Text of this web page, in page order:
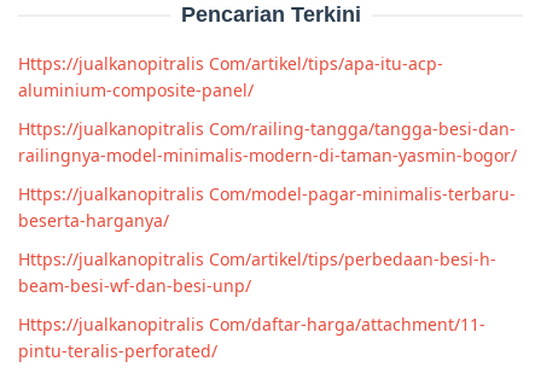
Pencarian Terkini
Https://jualkanopitralis Com/artikel/tips/apa-itu-acp-
aluminium-composite-panel/
Https://jualkanopitralis Com/railing-tangga/tangga-besi-dan-
railingnya-model-minimalis-modern-di-taman-yasmin-bogor/
Https://jualkanopitralis Com/model-pagar-minimalis-terbaru-
beserta-harganya/
Https://jualkanopitralis Com/artikel/tips/perbedaan-besi-h-
beam-besi-wf-dan-besi-unp/
Https://jualkanopitralis Com/daftar-harga/attachment/11-
pintu-teralis-perforated/